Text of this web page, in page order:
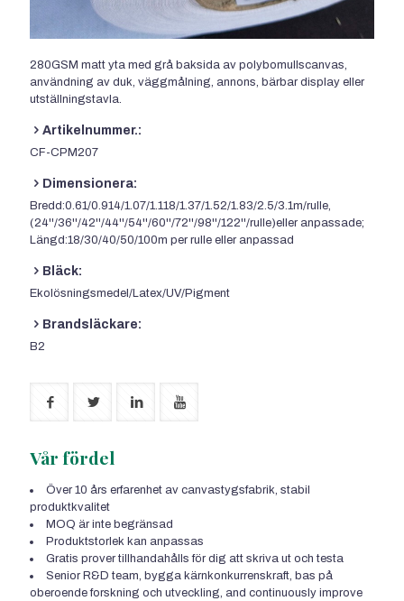
280GSM matt yta med grå baksida av polybomullscanvas,
användning av duk, väggmålning, annons, bärbar display eller
utställningstavla.
Artikelnummer.:
CF-CPM207
Dimensionera:
Bredd:0.61/0.914/1.07/1.118/1.37/1.52/1.83/2.5/3.1m/rulle,
(24''/36''/42''/44''/54''/60''/72''/98''/122''/rulle)eller anpassade;
Längd:18/30/40/50/100m per rulle eller anpassad
Bläck:
Ekolösningsmedel/Latex/UV/Pigment
Brandsläckare:
B2
Vår fördel
Över 10 års erfarenhet av canvastygsfabrik, stabil
produktkvalitet
MOQ är inte begränsad
Produktstorlek kan anpassas
Gratis prover tillhandahålls för dig att skriva ut och testa
Senior R&D team, bygga kärnkonkurrenskraft, bas på
oberoende forskning och utveckling, and continuously improve